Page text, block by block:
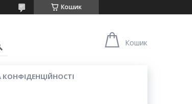
Кошик
Кошик
КОНФІДЕНЦІЙНОСТІ